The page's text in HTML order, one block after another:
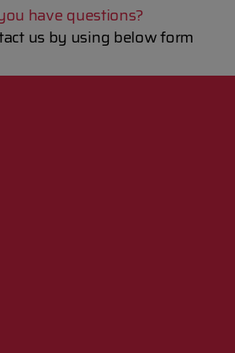
have questions?
us by using below form